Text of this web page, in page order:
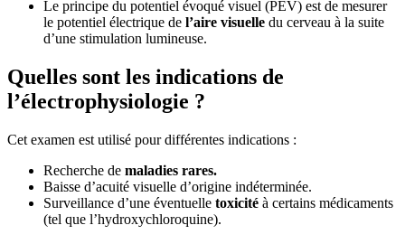
Le principe du potentiel évoqué visuel (PEV) est de mesurer
le potentiel électrique de l’aire visuelle du cerveau à la suite
d’une stimulation lumineuse.
Quelles sont les indications de
l’électrophysiologie ?
Cet examen est utilisé pour différentes indications :
Recherche de maladies rares.
Baisse d’acuité visuelle d’origine indéterminée.
Surveillance d’une éventuelle toxicité à certains médicaments
(tel que l’hydroxychloroquine).